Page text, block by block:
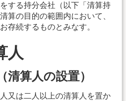
する持分会社（以下「清算持
算の目的の範囲内において、
存続するものとみなす。
人
清算人の設置）
又は二人以上の清算人を置か